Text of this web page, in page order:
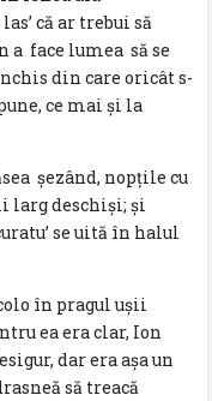
că ar trebui să
a face lumea să se
din care oricât s-
ce mai şi la
şezând, nopţile cu
larg deschişi; şi
se uită în halul
în pragul uşii
ea era clar, Ion
dar era aşa un
să treacă